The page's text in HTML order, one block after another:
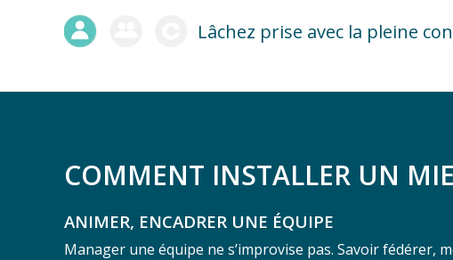
Lâchez prise avec la pleine
COMMENT INSTALLER UN
ANIMER, ENCADRER UNE ÉQUIPE
Manager une équipe ne s’improvise pas. Savoir fédérer,